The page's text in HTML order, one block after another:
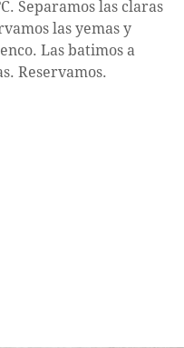
Separamos las claras
las yemas y
Las batimos a
Reservamos.